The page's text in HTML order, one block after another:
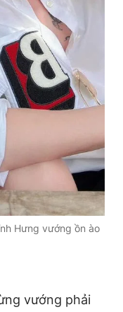
Hưng vướng ồn ào
vướng phải